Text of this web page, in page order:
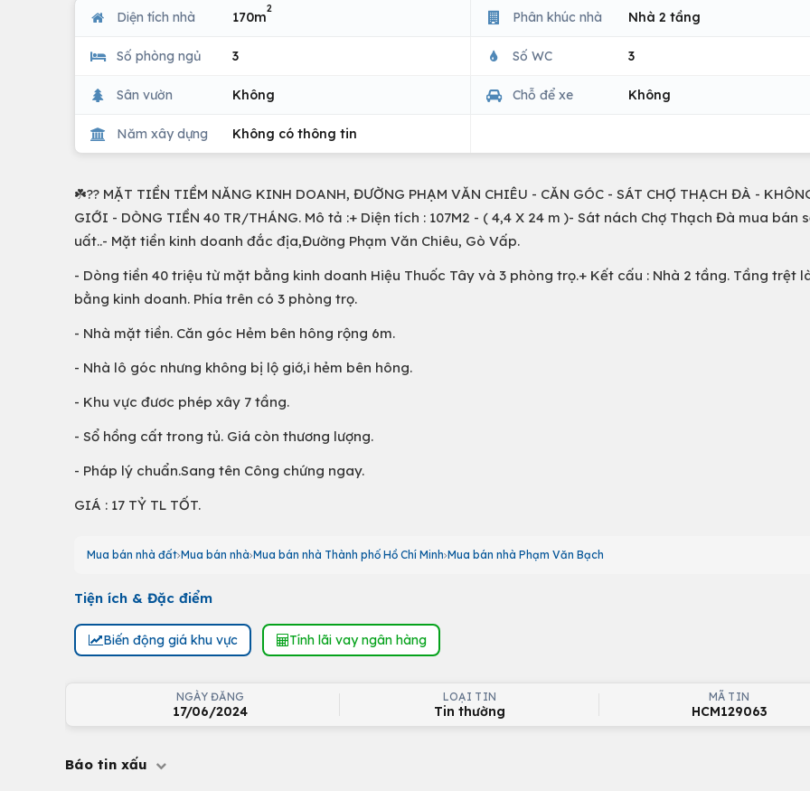
Diện tích nhà 170m
2
Phân khúc nhà Nhà 2 tầng
Số phòng ngủ 3 Số WC 3
Sân vườn Không Chỗ để xe Không
Năm xây dựng Không có thông tin
☘️?? MẶT TIỀN TIỀM NĂNG KINH DOANH, ĐƯỜNG PHẠM VĂN CHIÊU - CĂN GÓC - SÁT CHỢ THẠCH ĐÀ -
GIỚI - DÒNG TIỀN 40 TR/THÁNG. Mô tả :+ Diện tích : 107M2 - ( 4,4 X 24 m )- Sát nách Chợ Thạch Đà mua bán
uất..- Mặt tiền kinh doanh đắc địa,Đường Phạm Văn Chiêu, Gò Vấp.
- Dòng tiền 40 triệu từ mặt bằng kinh doanh Hiệu Thuốc Tây và 3 phòng trọ.+ Kết cấu : Nhà 2 tầng. Tầng trệt
bằng kinh doanh. Phía trên có 3 phòng trọ.
- Nhà mặt tiền. Căn góc Hẻm bên hông rộng 6m.
- Nhà lô góc nhưng không bị lộ giớ,i hẻm bên hông.
- Khu vực đươc phép xây 7 tầng.
- Sổ hồng cất trong tủ. Giá còn thương lượng.
- Pháp lý chuẩn.Sang tên Công chứng ngay.
GIÁ : 17 TỶ TL TỐT.
Mua bán nhà đất Mua bán nhà Mua bán nhà Thành phố Hồ Chí Minh Mua bán nhà Phạm Văn Bạch
Tiện ích & Đặc điểm
Biến động giá khu vực Tính lãi vay ngân hàng
NGÀY ĐĂNG
17/06/2024
LOẠI TIN
Tin thường
MÃ TIN
HCM129063
Báo tin xấu